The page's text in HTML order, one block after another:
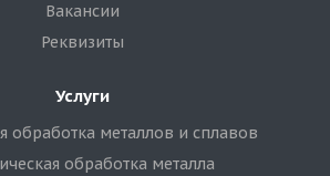
Вакансии
Реквизиты
Услуги
обработка металлов и сплавов
обработка металла